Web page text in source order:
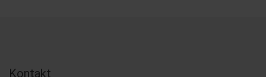
Kontakt